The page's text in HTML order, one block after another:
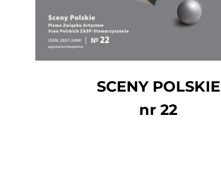
SCENY POLSKIE
nr 22